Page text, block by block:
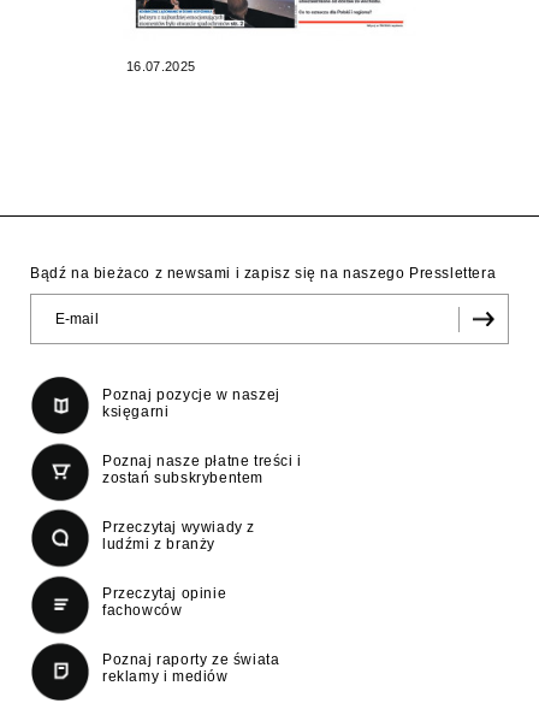
16.07.2025
Bądź na bieżaco z newsami i zapisz się na naszego Presslettera
Poznaj pozycje w naszej
księgarni
Poznaj nasze płatne treści i
zostań subskrybentem
Przeczytaj wywiady z
ludźmi z branży
Przeczytaj opinie
fachowców
Poznaj raporty ze świata
reklamy i mediów